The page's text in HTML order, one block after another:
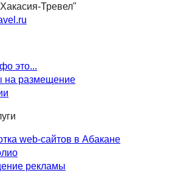
Тревел"
это...
на размещение
web-сайтов в Абакане
рекламы